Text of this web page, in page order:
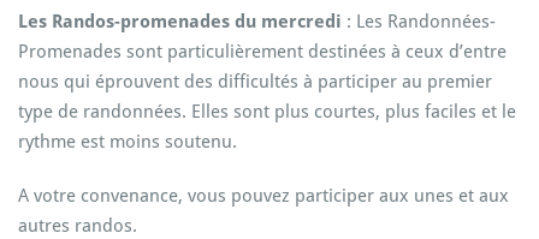
Les Randos-promenades du mercredi : Les Randonnées-
Promenades sont particulièrement destinées à ceux d’entre
nous qui éprouvent des difficultés à participer au premier
type de randonnées. Elles sont plus courtes, plus faciles et le
rythme est moins soutenu.
A votre convenance, vous pouvez participer aux unes et aux
autres randos.